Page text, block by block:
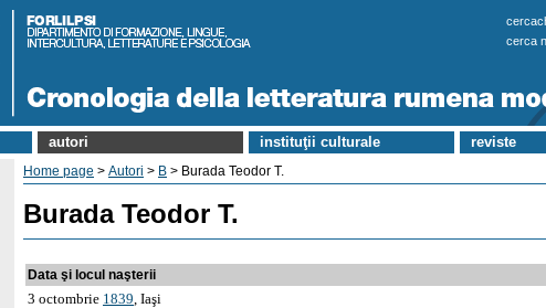
cerca
autori instituţii culturale reviste
Home page > Autori > B > Burada Teodor T.
Burada Teodor T.
Data şi locul naşterii
3 octombrie 1839, Iaşi